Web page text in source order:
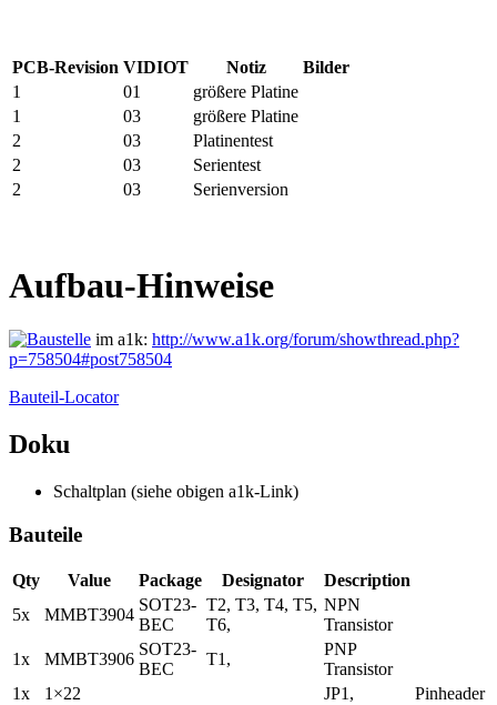
PCB-Revision VIDIOT Notiz
Bilder
1
01
größere Platine
1
03
größere Platine
2
03
Platinentest
2
03
Serientest
2
03 Serienversion
Aufbau-Hinweise
im a1k: http://www.a1k.org/forum/showthread.php?
p=758504#post758504
Bauteil-Locator
Doku
Schaltplan (siehe obigen a1k-Link)
Bauteile
Qty Value Package Designator
Description
5x
MMBT3904
SOT23-
BEC
T2, T3, T4, T5,
T6,
NPN
Transistor
1x
MMBT3906
SOT23-
BEC
T1,
PNP
Transistor
1x
1×22 JP1,
Pinheader